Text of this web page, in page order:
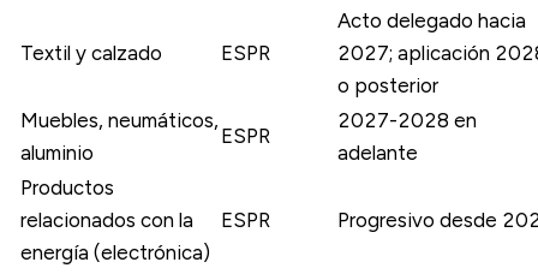
Textil y calzado ESPR
Acto delegado hacia
2027; aplicación
o posterior
Muebles, neumáticos,
aluminio
ESPR
2027-2028 en
adelante
Productos
relacionados con la
energía (electrónica)
ESPR Progresivo desde